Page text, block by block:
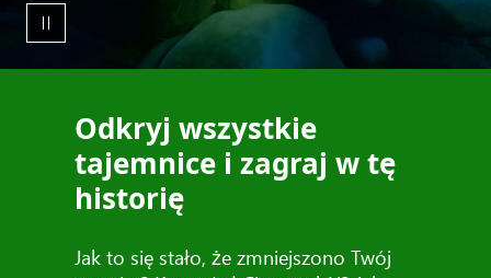
Odkryj wszystkie
tajemnice i zagraj w tę
historię
Jak to się stało, że zmniejszono Twój